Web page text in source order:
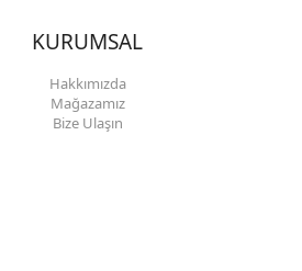
KURUMSAL
Hakkımızda
Mağazamız
Bize Ulaşın